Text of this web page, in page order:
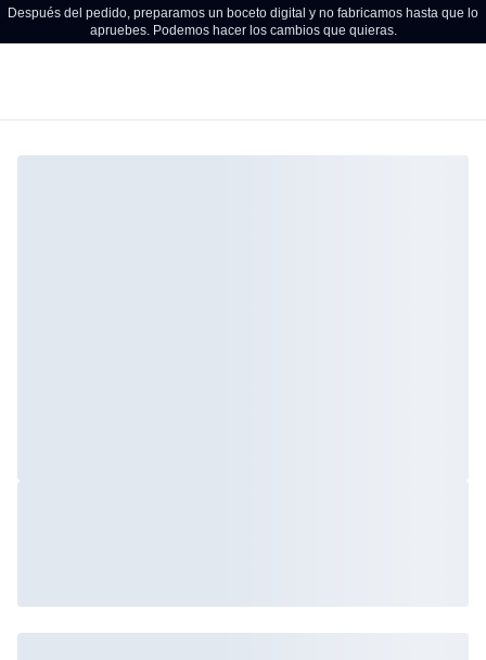
Después del pedido, preparamos un boceto digital y no fabricamos hasta que lo
apruebes. Podemos hacer los cambios que quieras.